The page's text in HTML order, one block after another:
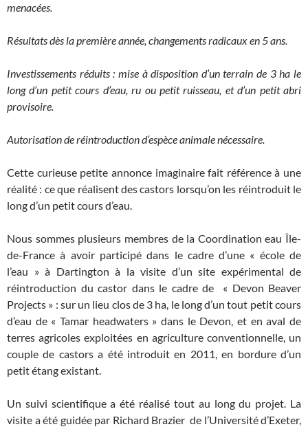
menacées.
Résultats dès la première année, changements radicaux en 5 ans.
Investissements réduits : mise à disposition d’un terrain de 3 ha le
long d’un petit cours d’eau, ru ou petit ruisseau, et d’un petit abri
provisoire.
Autorisation de réintroduction d’espèce animale nécessaire.
Cette curieuse petite annonce imaginaire fait référence à une
réalité : ce que réalisent des castors lorsqu’on les réintroduit le
long d’un petit cours d’eau.
Nous sommes plusieurs membres de la Coordination eau Île-
de-France à avoir participé dans le cadre d’une « école de
l’eau » à Dartington à la visite d’un site expérimental de
réintroduction du castor dans le cadre de « Devon Beaver
Projects » : sur un lieu clos de 3 ha, le long d’un tout petit cours
d’eau de « Tamar headwaters » dans le Devon, et en aval de
terres agricoles exploitées en agriculture conventionnelle, un
couple de castors a été introduit en 2011, en bordure d’un
petit étang existant.
Un suivi scientifique a été réalisé tout au long du projet. La
visite a été guidée par Richard Brazier de l’Université d’Exeter,